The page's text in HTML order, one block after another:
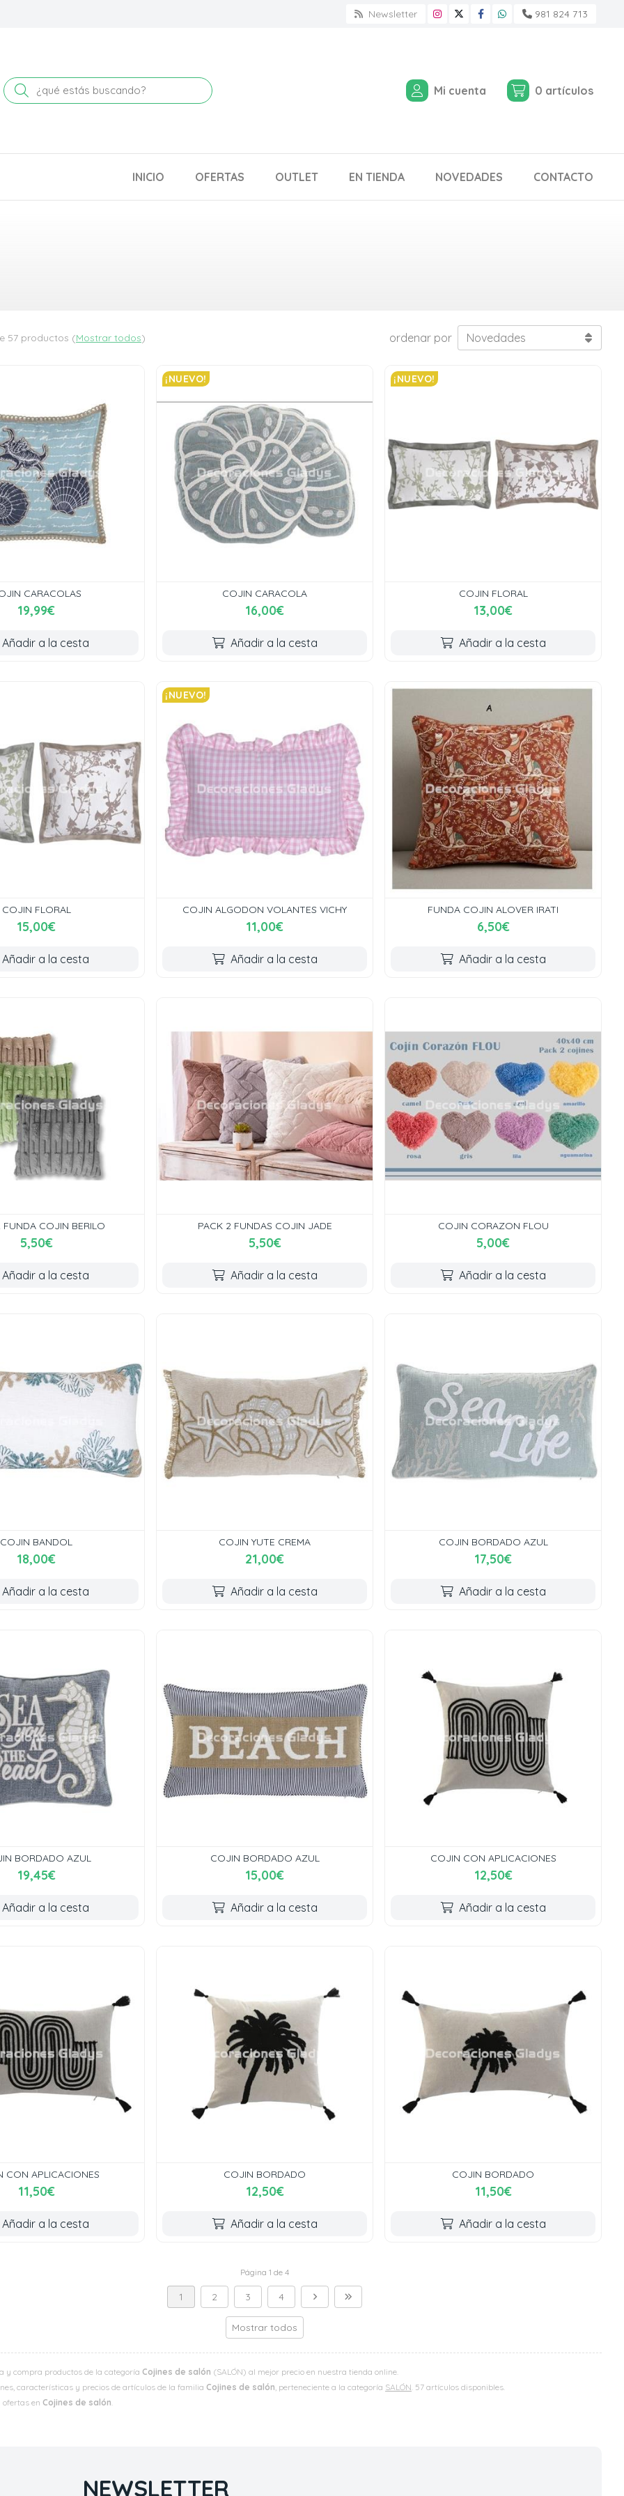
Newsletter 981 824 713
Buscar Mi cuenta 0 artículos
INICIO OFERTAS OUTLET EN TIENDA NOVEDADES CONTACTO
y compra productos de la categoría Cojines de salón (SALÓN) al mejor precio en nuestra tienda online.
características y precios de artículos de la familia Cojines de salón, perteneciente a la categoría SALÓN. 57 artículos disponibles.
ofertas en Cojines de salón.
57 productos (Mostrar todos) ordenar por
CARACOLAS
19,99€
Añadir a la cesta
¡NUEVO!
COJIN CARACOLA
16,00€
Añadir a la cesta
¡NUEVO!
COJIN FLORAL
13,00€
Añadir a la cesta
COJIN FLORAL
15,00€
Añadir a la cesta
¡NUEVO!
COJIN ALGODON VOLANTES VICHY
11,00€
Añadir a la cesta
FUNDA COJIN ALOVER IRATI
6,50€
Añadir a la cesta
FUNDA COJIN BERILO
5,50€
Añadir a la cesta
PACK 2 FUNDAS COJIN JADE
5,50€
Añadir a la cesta
COJIN CORAZON FLOU
5,00€
Añadir a la cesta
COJIN BANDOL
18,00€
Añadir a la cesta
COJIN YUTE CREMA
21,00€
Añadir a la cesta
COJIN BORDADO AZUL
17,50€
Añadir a la cesta
BORDADO AZUL
19,45€
Añadir a la cesta
COJIN BORDADO AZUL
15,00€
Añadir a la cesta
COJIN CON APLICACIONES
12,50€
Añadir a la cesta
CON APLICACIONES
11,50€
Añadir a la cesta
COJIN BORDADO
12,50€
Añadir a la cesta
COJIN BORDADO
11,50€
Añadir a la cesta
Página 1 de 4
1 2 3 4
Mostrar todos
NEWSLETTER